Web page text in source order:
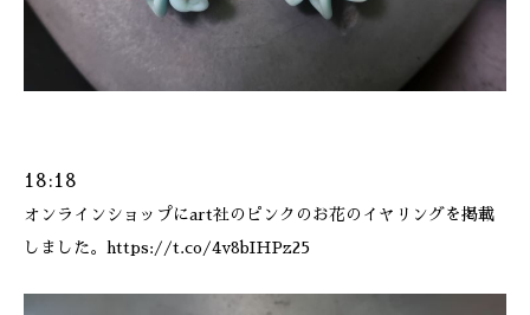
18:18
オンラインショップにart社のピンクのお花のイヤリングを掲載
しました。https://t.co/4v8bIHPz25